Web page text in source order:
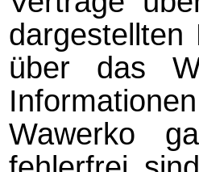
über das
Wawerko